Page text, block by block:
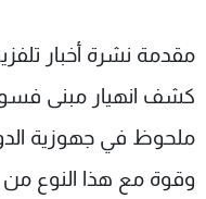
مقدمة نشرة أخبار
كشف انهيار مبنى
ملحوظ في جهوزية
وقوة مع هذا النوع من